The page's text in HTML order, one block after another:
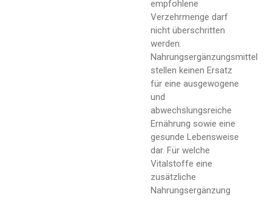
empfohlene
Verzehrmenge darf
nicht überschritten
werden.
Nahrungsergänzungsmittel
stellen keinen Ersatz
für eine ausgewogene
und
abwechslungsreiche
Ernährung sowie eine
gesunde Lebensweise
dar. Für welche
Vitalstoffe eine
zusätzliche
Nahrungsergänzung